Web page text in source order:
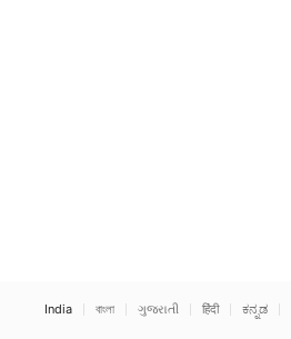
India বাংলা ગુજરાતી हिंदी ಕನ್ನಡ